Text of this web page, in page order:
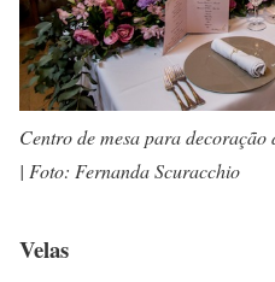
Centro de mesa para
| Foto: Fernanda Scuracchio
Velas